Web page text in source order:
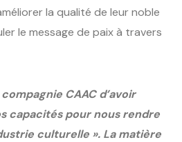
la qualité de leur noble
le message de paix à travers
CAAC d’avoir
capacités pour nous rendre
culturelle ». La matière